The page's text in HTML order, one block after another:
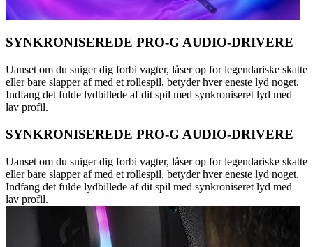
SYNKRONISEREDE PRO-G AUDIO-DRIVERE
Uanset om du sniger dig forbi vagter, låser op for legendariske skatte
eller bare slapper af med et rollespil, betyder hver eneste lyd noget.
Indfang det fulde lydbillede af dit spil med synkroniseret lyd med
lav profil.
SYNKRONISEREDE PRO-G AUDIO-DRIVERE
Uanset om du sniger dig forbi vagter, låser op for legendariske skatte
eller bare slapper af med et rollespil, betyder hver eneste lyd noget.
Indfang det fulde lydbillede af dit spil med synkroniseret lyd med
lav profil.